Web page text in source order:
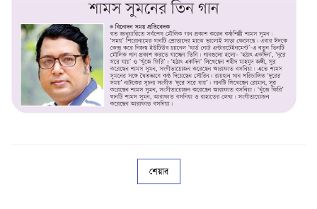
শেয়ার